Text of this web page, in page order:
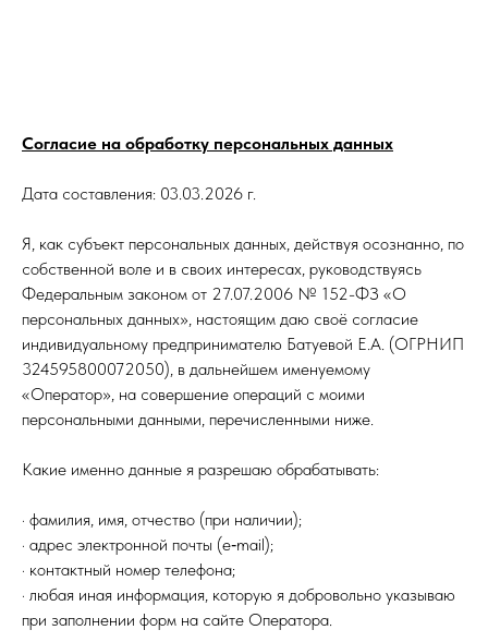
Согласие на обработку персональных данных
Дата составления: 03.03.2026 г.
Я, как субъект персональных данных, действуя осознанно, по
собственной воле и в своих интересах, руководствуясь
Федеральным законом от 27.07.2006 № 152-ФЗ «О
персональных данных», настоящим даю своё согласие
индивидуальному предпринимателю Батуевой Е.А. (ОГРНИП
324595800072050), в дальнейшем именуемому
«Оператор», на совершение операций с моими
персональными данными, перечисленными ниже.
Какие именно данные я разрешаю обрабатывать:
· фамилия, имя, отчество (при наличии);
· адрес электронной почты (e‑mail);
· контактный номер телефона;
· любая иная информация, которую я добровольно указываю
при заполнении форм на сайте Оператора.